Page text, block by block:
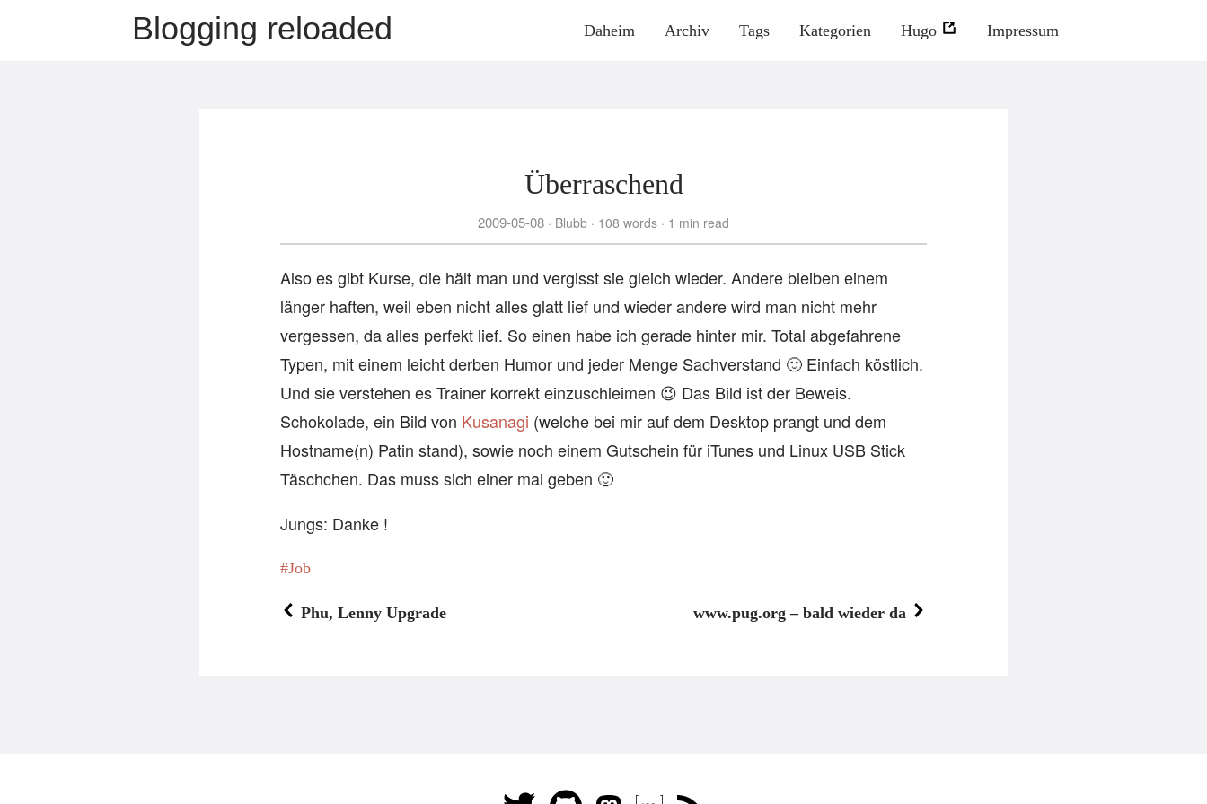
Blogging reloaded Daheim Archiv Tags Kategorien Hugo Impressum
Überraschend
2009-05-08 Blubb 108 words 1 min read
Also es gibt Kurse, die hält man und vergisst sie gleich wieder. Andere bleiben einem
länger haften, weil eben nicht alles glatt lief und wieder andere wird man nicht mehr
vergessen, da alles perfekt lief. So einen habe ich gerade hinter mir. Total abgefahrene
Typen, mit einem leicht derben Humor und jeder Menge Sachverstand 🙂 Einfach köstlich.
Und sie verstehen es Trainer korrekt einzuschleimen 😉 Das Bild ist der Beweis.
Schokolade, ein Bild von Kusanagi (welche bei mir auf dem Desktop prangt und dem
Hostname(n) Patin stand), sowie noch einem Gutschein für iTunes und Linux USB Stick
Täschchen. Das muss sich einer mal geben 🙂
Jungs: Danke !
Job
Phu, Lenny Upgrade www.pug.org – bald wieder da